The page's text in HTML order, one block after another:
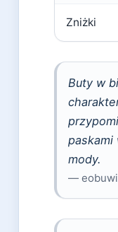
Zniżki
Buty w
paskami
mody.
—